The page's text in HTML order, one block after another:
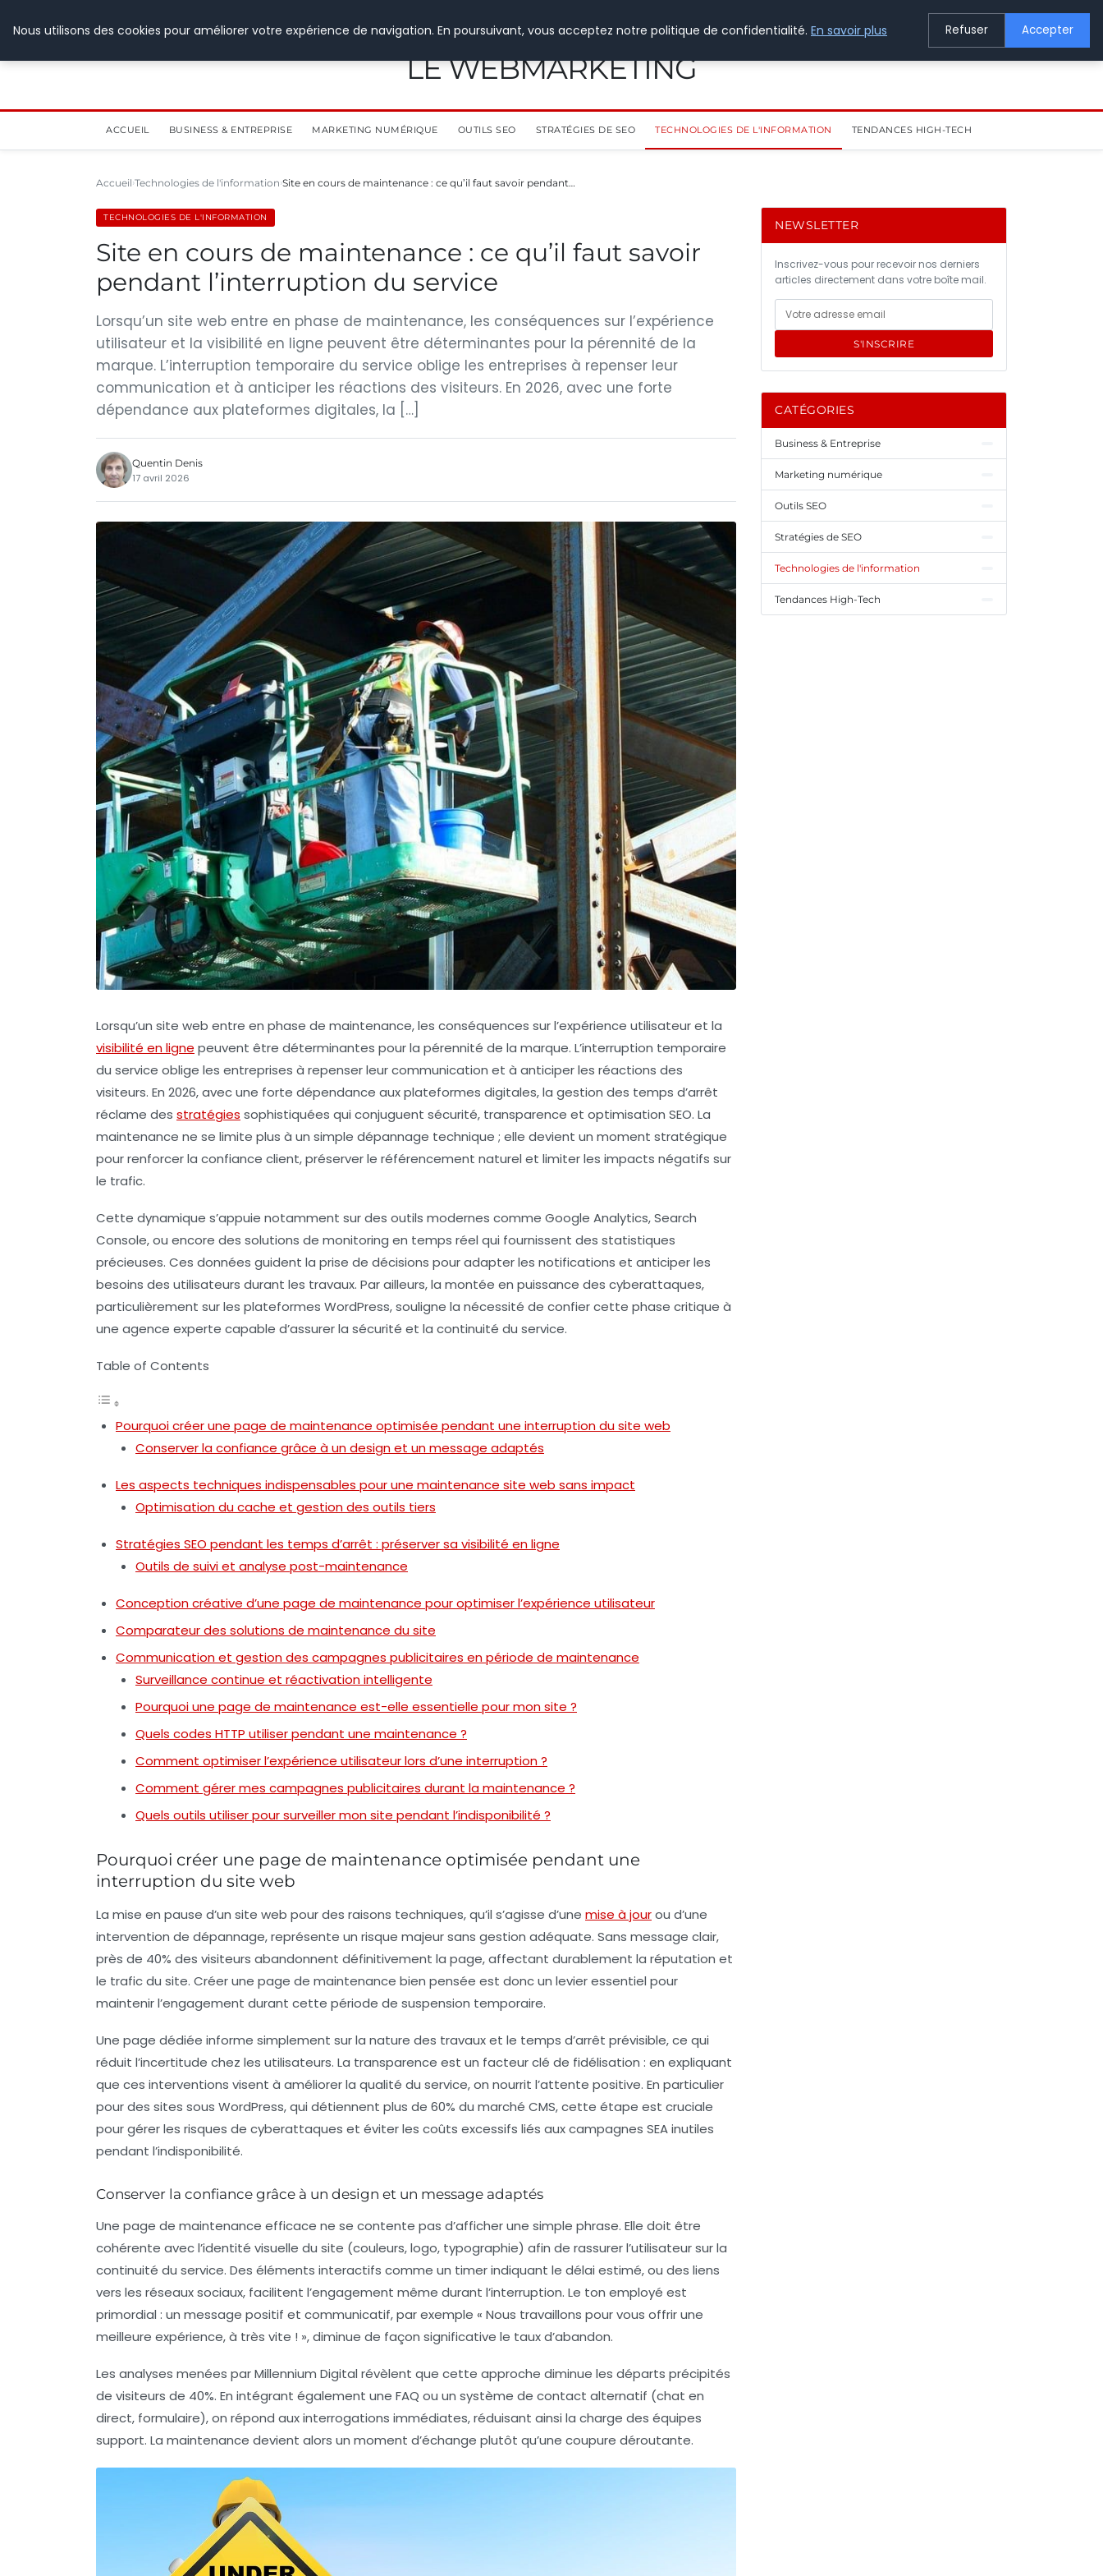
LE WEBMARKETING
ACCUEIL BUSINESS & ENTREPRISE MARKETING NUMÉRIQUE OUTILS SEO STRATÉGIES DE SEO TECHNOLOGIES DE L'INFORMATION TENDANCES HIGH-TECH
Accueil Technologies de l'information Site en cours de maintenance : ce qu’il faut savoir pendant…
TECHNOLOGIES DE L'INFORMATION
Site en cours de maintenance : ce qu’il faut savoir
pendant l’interruption du service
Lorsqu’un site web entre en phase de maintenance, les conséquences sur l’expérience
utilisateur et la visibilité en ligne peuvent être déterminantes pour la pérennité de la
marque. L’interruption temporaire du service oblige les entreprises à repenser leur
communication et à anticiper les réactions des visiteurs. En 2026, avec une forte
dépendance aux plateformes digitales, la […]
Quentin Denis
17 avril 2026
Lorsqu’un site web entre en phase de maintenance, les conséquences sur l’expérience utilisateur et la
visibilité en ligne peuvent être déterminantes pour la pérennité de la marque. L’interruption temporaire
du service oblige les entreprises à repenser leur communication et à anticiper les réactions des
visiteurs. En 2026, avec une forte dépendance aux plateformes digitales, la gestion des temps d’arrêt
réclame des stratégies sophistiquées qui conjuguent sécurité, transparence et optimisation SEO. La
maintenance ne se limite plus à un simple dépannage technique ; elle devient un moment stratégique
pour renforcer la confiance client, préserver le référencement naturel et limiter les impacts négatifs sur
le trafic.
Cette dynamique s’appuie notamment sur des outils modernes comme Google Analytics, Search
Console, ou encore des solutions de monitoring en temps réel qui fournissent des statistiques
précieuses. Ces données guident la prise de décisions pour adapter les notifications et anticiper les
besoins des utilisateurs durant les travaux. Par ailleurs, la montée en puissance des cyberattaques,
particulièrement sur les plateformes WordPress, souligne la nécessité de confier cette phase critique à
une agence experte capable d’assurer la sécurité et la continuité du service.
Table of Contents
Pourquoi créer une page de maintenance optimisée pendant une interruption du site web
Conserver la confiance grâce à un design et un message adaptés
Les aspects techniques indispensables pour une maintenance site web sans impact
Optimisation du cache et gestion des outils tiers
Stratégies SEO pendant les temps d’arrêt : préserver sa visibilité en ligne
Outils de suivi et analyse post-maintenance
Conception créative d’une page de maintenance pour optimiser l’expérience utilisateur
Comparateur des solutions de maintenance du site
Communication et gestion des campagnes publicitaires en période de maintenance
Surveillance continue et réactivation intelligente
Pourquoi une page de maintenance est-elle essentielle pour mon site ?
Quels codes HTTP utiliser pendant une maintenance ?
Comment optimiser l’expérience utilisateur lors d’une interruption ?
Comment gérer mes campagnes publicitaires durant la maintenance ?
Quels outils utiliser pour surveiller mon site pendant l’indisponibilité ?
Pourquoi créer une page de maintenance optimisée pendant une
interruption du site web
La mise en pause d’un site web pour des raisons techniques, qu’il s’agisse d’une mise à jourou d’une
intervention de dépannage, représente un risque majeur sans gestion adéquate. Sans message clair,
près de 40% des visiteurs abandonnent définitivement la page, affectant durablement la réputation et
le trafic du site. Créer une page de maintenance bien pensée est donc un levier essentiel pour
maintenir l’engagement durant cette période de suspension temporaire.
Une page dédiée informe simplement sur la nature des travaux et le temps d’arrêt prévisible, ce qui
réduit l’incertitude chez les utilisateurs. La transparence est un facteur clé de fidélisation : en expliquant
que ces interventions visent à améliorer la qualité du service, on nourrit l’attente positive. En particulier
pour des sites sous WordPress, qui détiennent plus de 60% du marché CMS, cette étape est cruciale
pour gérer les risques de cyberattaques et éviter les coûts excessifs liés aux campagnes SEA inutiles
pendant l’indisponibilité.
Conserver la confiance grâce à un design et un message adaptés
Une page de maintenance efficace ne se contente pas d’afficher une simple phrase. Elle doit être
cohérente avec l’identité visuelle du site (couleurs, logo, typographie) afin de rassurer l’utilisateur sur la
continuité du service. Des éléments interactifs comme un timer indiquant le délai estimé, ou des liens
vers les réseaux sociaux, facilitent l’engagement même durant l’interruption. Le ton employé est
primordial : un message positif et communicatif, par exemple « Nous travaillons pour vous offrir une
meilleure expérience, à très vite ! », diminue de façon significative le taux d’abandon.
Les analyses menées par Millennium Digital révèlent que cette approche diminue les départs précipités
de visiteurs de 40%. En intégrant également une FAQ ou un système de contact alternatif (chat en
direct, formulaire), on répond aux interrogations immédiates, réduisant ainsi la charge des équipes
support. La maintenance devient alors un moment d’échange plutôt qu’une coupure déroutante.
NEWSLETTER
Inscrivez-vous pour recevoir nos derniers
articles directement dans votre boîte mail.
S'INSCRIRE
CATÉGORIES
Business & Entreprise
Marketing numérique
Outils SEO
Stratégies de SEO
Technologies de l'information
Tendances High-Tech
Nous utilisons des cookies pour améliorer votre expérience de navigation. En poursuivant, vous acceptez notre politique de confidentialité. En savoir plus Refuser Accepter